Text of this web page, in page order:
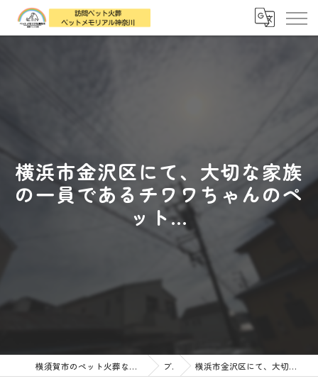
横浜市金沢区にて、大切な家族
の一員であるチワワちゃんのペ
ット...
横須賀市のペット火葬なら訪問ペット火葬 ペットメモリアル神奈川 ブログ 横浜市金沢区にて、大切な家族の一員であるチワワちゃんのペット...